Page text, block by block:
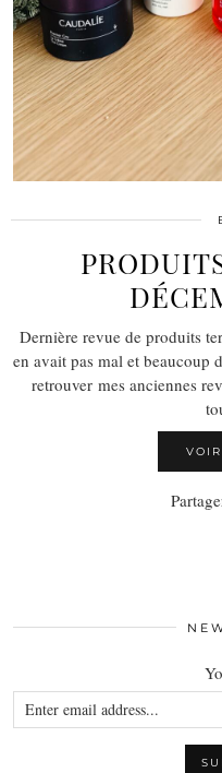
Dernière revue de produits
en avait pas mal et beaucoup
retrouver mes anciennes